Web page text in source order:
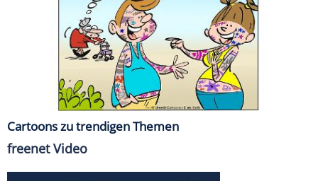
Cartoons zu trendigen Themen
freenet Video